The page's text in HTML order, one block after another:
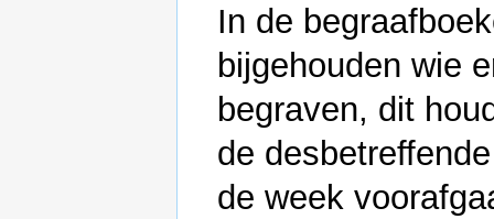
In de
bijgehouden wie
begraven, dit
de
de week